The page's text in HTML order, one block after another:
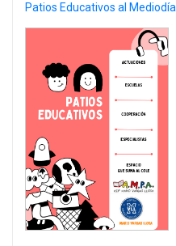
Patios Educativos al Mediodía